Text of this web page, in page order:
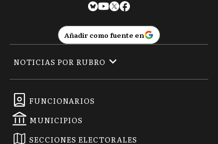
Añadir como fuente en
FUNCIONARIOS
MUNICIPIOS
SECCIONES ELECTORALES
NOTICIAS POR RUBRO